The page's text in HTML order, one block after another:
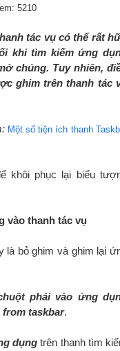
5210
tác vụ có thể rất
khi tìm kiếm ứng
chúng. Tuy nhiên,
ghim trên thanh tác
Một số tiện ích thanh
khôi phục lại biểu
vào thanh tác vụ
là bỏ ghim và ghim lại
phải vào ứng
from taskbar.
dụng trên thanh tìm